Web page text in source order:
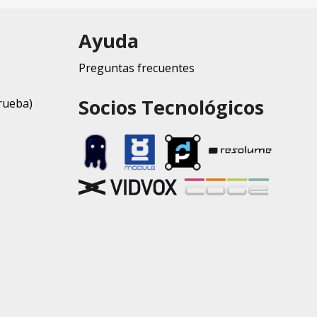
Ayuda
Preguntas frecuentes
Socios Tecnológicos